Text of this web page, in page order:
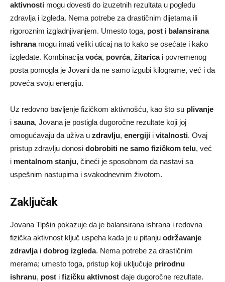
aktivnosti mogu dovesti do izuzetnih rezultata u pogledu
zdravlja i izgleda. Nema potrebe za drastičnim dijetama ili
rigoroznim izgladnjivanjem. Umesto toga, post i balansirana
ishranamogu imati veliki uticaj na to kako se osećate i kako
izgledate. Kombinacija voća, povrća, žitaricai povremenog
posta pomogla je Jovani da ne samo izgubi kilograme, već i da
poveća svoju energiju.
Uz redovno bavljenje fizičkom aktivnošću, kao što su plivanje
i sauna, Jovana je postigla dugoročne rezultate koji joj
omogućavaju da uživa u zdravlju, energiji i vitalnosti. Ovaj
pristup zdravlju donosi dobrobiti ne samo fizičkom telu, već
i mentalnom stanju, čineći je sposobnom da nastavi sa
uspešnim nastupima i svakodnevnim životom.
Zaključak
Jovana Tipšin pokazuje da je balansirana ishrana i redovna
fizička aktivnost ključ uspeha kada je u pitanju održavanje
zdravljai dobrog izgleda. Nema potrebe za drastičnim
merama; umesto toga, pristup koji uključuje prirodnu
ishranu, post i fizičku aktivnost daje dugoročne rezultate.